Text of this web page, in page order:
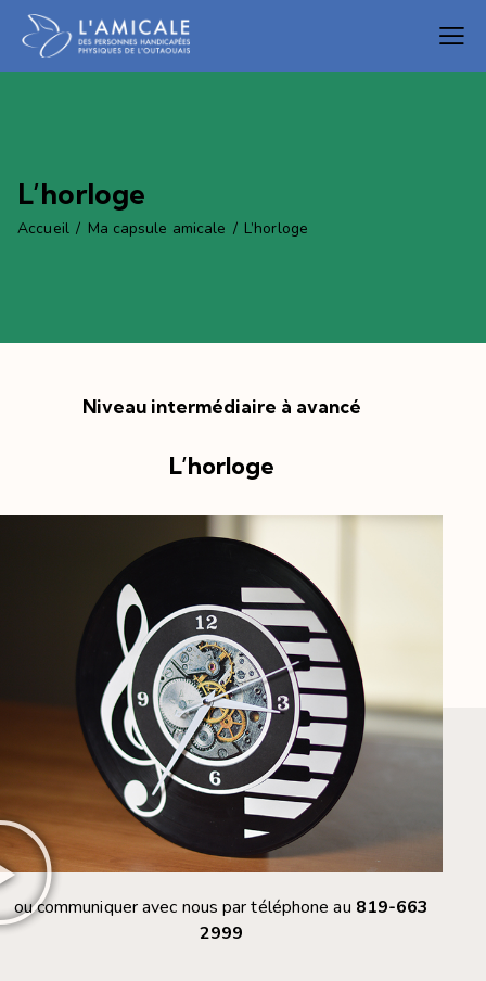
L’horloge
Accueil Ma capsule amicale L’horloge
Niveau intermédiaire à avancé
L’horloge
ou communiquer avec nous par téléphone au 819-663
2999